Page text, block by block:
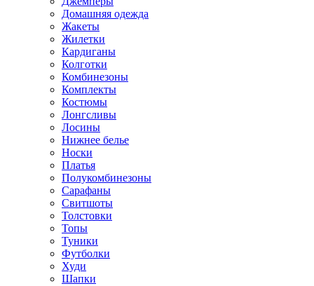
Домашняя одежда
Жакеты
Жилетки
Кардиганы
Колготки
Комбинезоны
Комплекты
Костюмы
Лонгсливы
Лосины
Нижнее белье
Носки
Платья
Полукомбинезоны
Сарафаны
Свитшоты
Толстовки
Топы
Туники
Футболки
Худи
Шапки